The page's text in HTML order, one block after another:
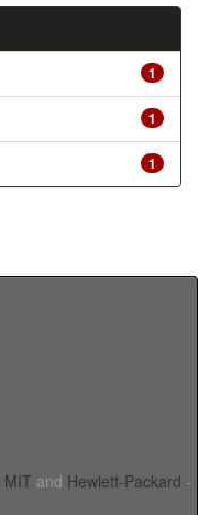
1
1
1
MIT and Hewlett-Packard -